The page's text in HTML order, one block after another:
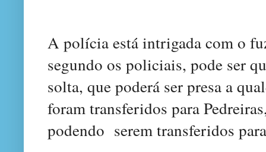
A polícia está intrigada com o
segundo os policiais, pode ser
solta, que poderá ser presa a
foram transferidos para
podendo serem transferidos